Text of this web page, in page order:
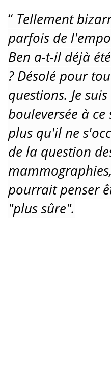
“ Tellement
parfois de
Ben a-t-il déjà
?Désolé pour
questions. Je
bouleversée à
plus qu'il ne
de la question
pourrait penser
"plus sûre".